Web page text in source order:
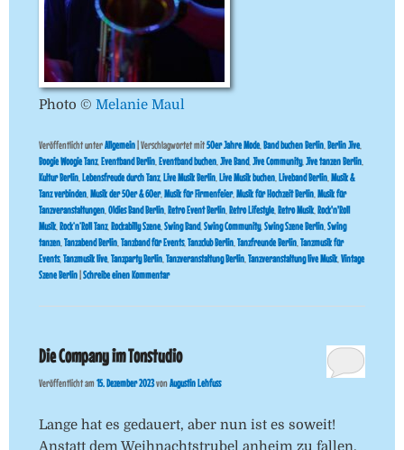
Photo © Melanie Maul
Veröffentlicht unterAllgemein Verschlagwortet mit50er Jahre Mode,Band buchen Berlin,Berlin Jive,
Boogie Woogie Tanz, Eventband Berlin, Eventband buchen,Jive Band,Jive Community,Jive tanzen Berlin,
Kultur Berlin, Lebensfreude durch Tanz, Live Musik Berlin, Live Musik buchen, Liveband Berlin,Musik &
Tanz verbinden,Musik der 50er & 60er,Musik für Firmenfeier,Musik für Hochzeit Berlin,Musik für
Tanzveranstaltungen,Oldies Band Berlin,Retro Event Berlin,Retro Lifestyle,Retro Musik,Rock'n'Roll
Musik,Rock’n’Roll Tanz,Rockabilly Szene,Swing Band,Swing Community,Swing Szene Berlin,Swing
tanzen,Tanzabend Berlin,Tanzband für Events,Tanzclub Berlin,Tanzfreunde Berlin,Tanzmusik für
Events,Tanzmusik live,Tanzparty Berlin,Tanzveranstaltung Berlin,Tanzveranstaltung live Musik,Vintage
Szene Berlin Schreibe einen Kommentar
Die Company im Tonstudio
Veröffentlicht am15. Dezember 2023vonAugustin Lehfuss
Lange hat es gedauert, aber nun ist es soweit!
Anstatt dem Weihnachtstrubel anheim zu fallen,